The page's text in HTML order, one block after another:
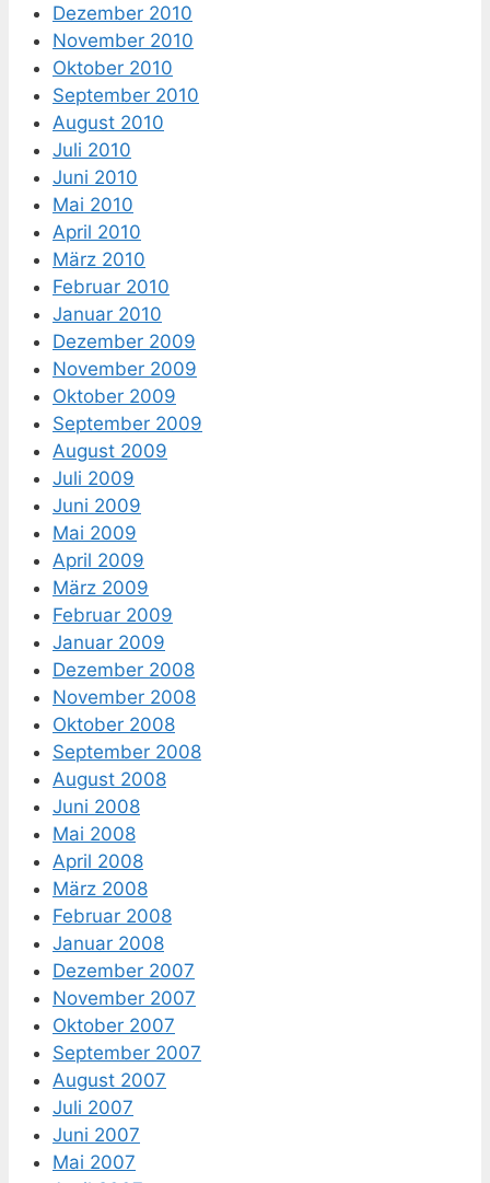
Dezember 2010
November 2010
Oktober 2010
September 2010
August 2010
Juli 2010
Juni 2010
Mai 2010
April 2010
März 2010
Februar 2010
Januar 2010
Dezember 2009
November 2009
Oktober 2009
September 2009
August 2009
Juli 2009
Juni 2009
Mai 2009
April 2009
März 2009
Februar 2009
Januar 2009
Dezember 2008
November 2008
Oktober 2008
September 2008
August 2008
Juni 2008
Mai 2008
April 2008
März 2008
Februar 2008
Januar 2008
Dezember 2007
November 2007
Oktober 2007
September 2007
August 2007
Juli 2007
Juni 2007
Mai 2007